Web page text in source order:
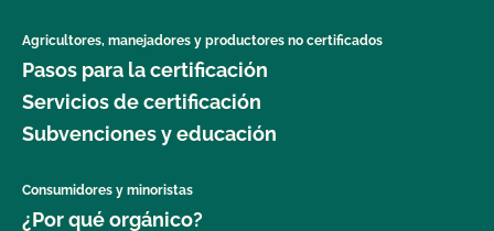
Agricultores, manejadores y productores no certificados
Pasos para la certificación
Servicios de certificación
Subvenciones y educación
Consumidores y minoristas
¿Por qué orgánico?